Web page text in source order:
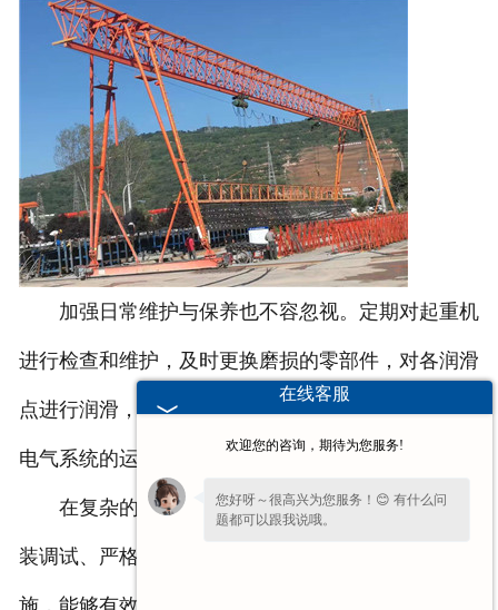
加强日常维护与保养也不容忽视。定期对起重机
进行检查和维护，及时更换磨损的零部件，对各润滑
点进行润滑，确保机械部件的正常运转。同时，关注
电气系统的运行状况，防止电气故障引发安全事故。
在复杂的路桥施工现场，通过合理选型、规范安
装调试、严格操作规范以及加强日常维护保养等措
在线客服
欢迎您的咨询，期待为您服务!
您好呀～很高兴为您服务！😊 有什么问
题都可以跟我说哦。